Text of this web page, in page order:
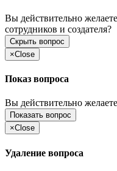
Вы действительно
сотрудников и создателя?
Скрыть вопрос
×Close
Показ вопроса
Вы действительно
Показать вопрос
×Close
Удаление вопроса